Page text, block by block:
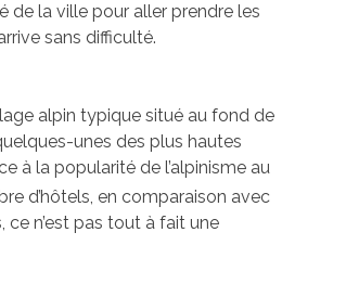
de la ville pour aller prendre les
sans difficulté.
alpin typique situé au fond de
unes des plus hautes
à la popularité de l’alpinisme au
d’hôtels, en comparaison avec
n’est pas tout à fait une